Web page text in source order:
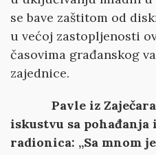
se bave zaštitom od
u većoj zastopljenosti
časovima građanskog
zajednice.
Pavle iz Zaječara
iskustvu sa
radionica: „Sa mnom